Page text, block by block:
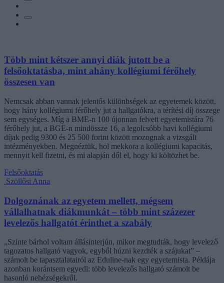
Több mint kétszer annyi diák jutott be a
felsőoktatásba, mint ahány kollégiumi férőhely
összesen van
Nemcsak abban vannak jelentős különbségek az egyetemek között,
hogy hány kollégiumi férőhely jut a hallgatókra, a térítési díj összege
sem egységes. Míg a BME-n 100 újonnan felvett egyetemistára 76
férőhely jut, a BGE-n mindössze 16, a legolcsóbb havi kollégiumi
díjak pedig 9300 és 25 500 forint között mozognak a vizsgált
intézményekben. Megnéztük, hol mekkora a kollégiumi kapacitás,
mennyit kell fizetni, és mi alapján dől el, hogy ki költözhet be.
Felsőoktatás
Szöllősi Anna
Dolgoznának az egyetem mellett, mégsem
vállalhatnak diákmunkát – több mint százezer
levelezős hallgatót érinthet a szabály
„Szinte bárhol voltam állásinterjún, mikor megtudták, hogy levelező
tagozatos hallgató vagyok, egyből húzni kezdték a szájukat” –
számolt be tapasztalatairól az Eduline-nak egy egyetemista. Példája
azonban korántsem egyedi: több levelezős hallgató számolt be
hasonló nehézségekről.